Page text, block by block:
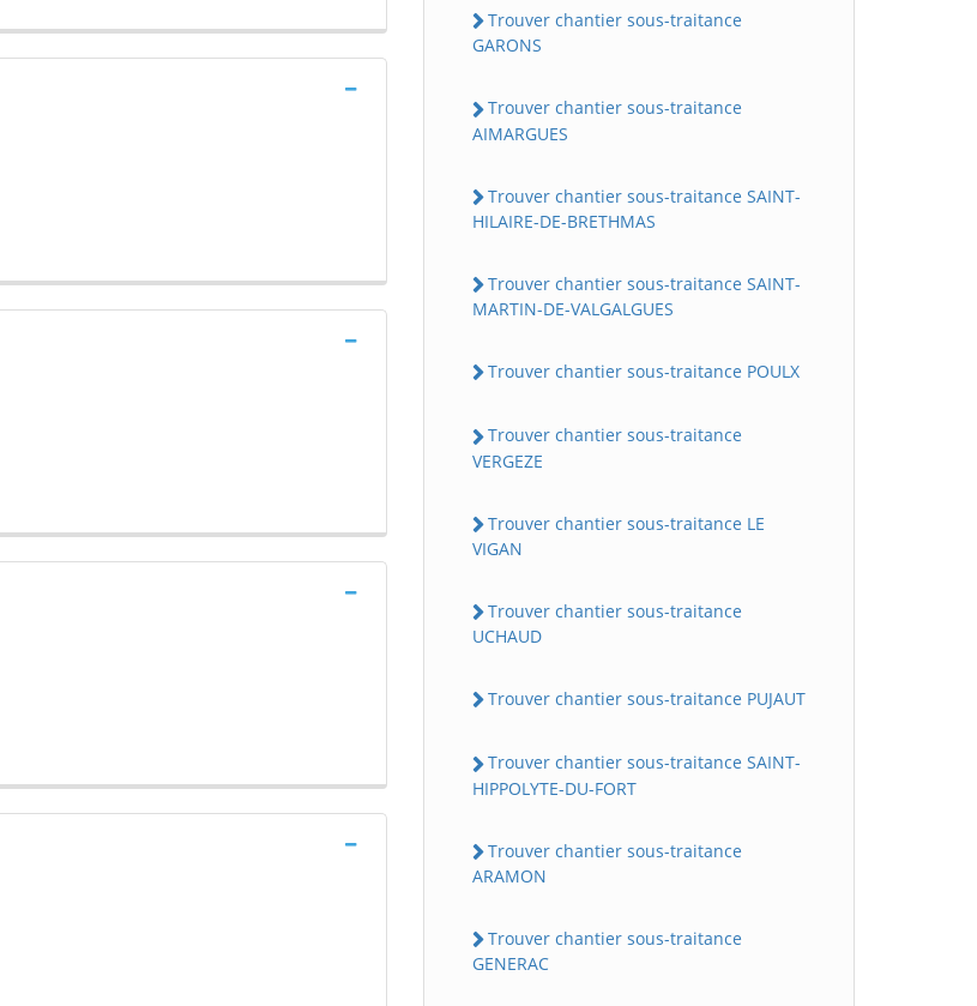
Trouver chantier sous-traitance
GARONS
Trouver chantier sous-traitance
AIMARGUES
Trouver chantier sous-traitance SAINT-
HILAIRE-DE-BRETHMAS
Trouver chantier sous-traitance SAINT-
MARTIN-DE-VALGALGUES
Trouver chantier sous-traitance POULX
Trouver chantier sous-traitance
VERGEZE
Trouver chantier sous-traitance LE
VIGAN
Trouver chantier sous-traitance
UCHAUD
Trouver chantier sous-traitance PUJAUT
Trouver chantier sous-traitance SAINT-
HIPPOLYTE-DU-FORT
Trouver chantier sous-traitance
ARAMON
Trouver chantier sous-traitance
GENERAC